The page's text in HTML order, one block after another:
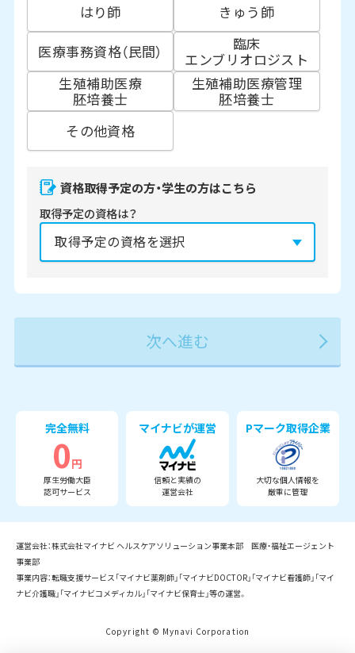
はり師
きゅう師
医療事務資格（民間）
臨床
エンブリオロジスト
生殖補助医療
胚培養士
生殖補助医療管理
胚培養士
その他資格
資格取得予定の方・学生の方はこちら
取得予定の資格は？
2027年 2028年 2029年 3月
完全無料
0円
厚生労働大臣
認可サービス
マイナビが運営
信頼と実績の
運営会社
Pマーク取得企業
大切な個人情報を
厳重に管理
運営会社：株式会社マイナビ ヘルスケアソリューション事業本部 医療・福祉エージェント
事業部
事業内容：転職支援サービス「マイナビ薬剤師」「マイナビDOCTOR」「マイナビ看護師」「マイ
ナビ介護職」「マイナビコメディカル」「マイナビ保育士」等の運営。
Copyright © Mynavi Corporation